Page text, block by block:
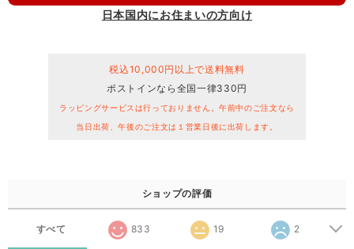
日本国内にお住まいの方向け
税込10,000円以上で送料無料
ポストインなら全国一律330円
ラッピングサービスは行っておりません。午前中のご注文なら
当日出荷、午後のご注文は１営業日後に出荷します。
ショップの評価
すべて 833 19 2